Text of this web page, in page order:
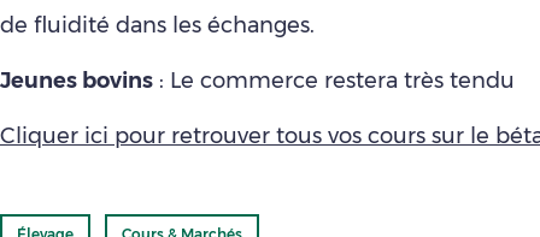
de fluidité dans les échanges.
Jeunes bovins : Le commerce restera très tendu
Cliquer ici pour retrouver tous vos cours sur le